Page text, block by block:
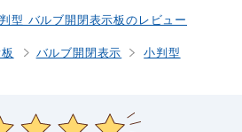
型 バルブ開閉表示板のレビュー
バルブ開閉表示 小判型